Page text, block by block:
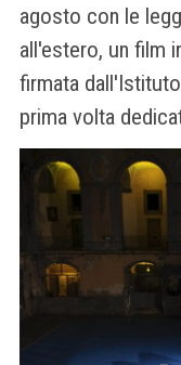
agosto con le
all'estero, un film
firmata
prima volta